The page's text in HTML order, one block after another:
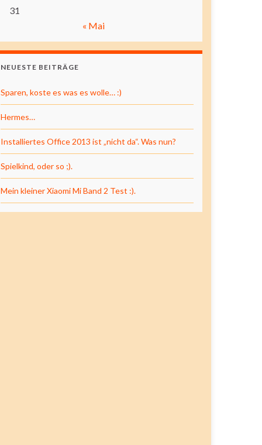
31
« Mai
NEUESTE BEITRÄGE
Sparen, koste es was es wolle… :)
Hermes…
Installiertes Office 2013 ist „nicht da“. Was nun?
Spielkind, oder so ;).
Mein kleiner Xiaomi Mi Band 2 Test :).